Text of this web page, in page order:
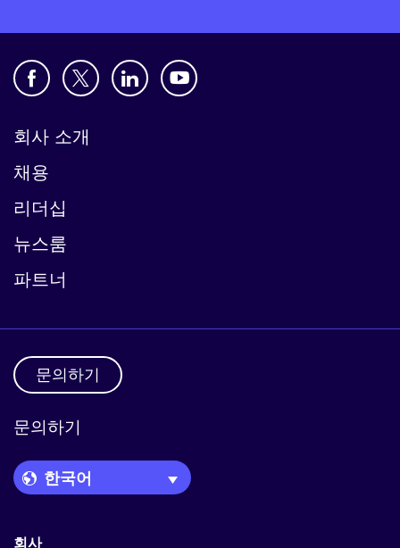
회사 소개
채용
리더십
뉴스룸
파트너
문의하기
문의하기
Language Picker
회사